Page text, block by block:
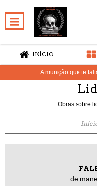
INÍCIO
A munição que te
Obras sobre
de